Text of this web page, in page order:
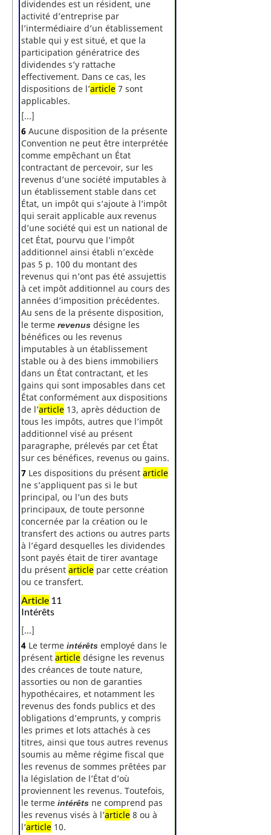
dividendes est un résident, une
activité d’entreprise par
l’intermédiaire d’un établissement
stable qui y est situé, et que la
participation génératrice des
dividendes s’y rattache
effectivement. Dans ce cas, les
dispositions de l’article 7 sont
applicables.
[...]
6 Aucune disposition de la présente
Convention ne peut être interprétée
comme empêchant un État
contractant de percevoir, sur les
revenus d’une société imputables à
un établissement stable dans cet
État, un impôt qui s’ajoute à l’impôt
qui serait applicable aux revenus
d’une société qui est un national de
cet État, pourvu que l’impôt
additionnel ainsi établi n’excède
pas 5 p. 100 du montant des
revenus qui n’ont pas été assujettis
à cet impôt additionnel au cours des
années d’imposition précédentes.
Au sens de la présente disposition,
le terme revenus désigne les
bénéfices ou les revenus
imputables à un établissement
stable ou à des biens immobiliers
dans un État contractant, et les
gains qui sont imposables dans cet
État conformément aux dispositions
de l’article 13, après déduction de
tous les impôts, autres que l’impôt
additionnel visé au présent
paragraphe, prélevés par cet État
sur ces bénéfices, revenus ou gains.
7 Les dispositions du présent article
ne s’appliquent pas si le but
principal, ou l’un des buts
principaux, de toute personne
concernée par la création ou le
transfert des actions ou autres parts
à l’égard desquelles les dividendes
sont payés était de tirer avantage
du présent article par cette création
ou ce transfert.
Article 11
Intérêts
[...]
4 Le terme intérêts employé dans le
présent article désigne les revenus
des créances de toute nature,
assorties ou non de garanties
hypothécaires, et notamment les
revenus des fonds publics et des
obligations d’emprunts, y compris
les primes et lots attachés à ces
titres, ainsi que tous autres revenus
soumis au même régime fiscal que
les revenus de sommes prêtées par
la législation de l’État d’où
proviennent les revenus. Toutefois,
le terme intérêts ne comprend pas
les revenus visés à l’article 8 ou à
l’article 10.